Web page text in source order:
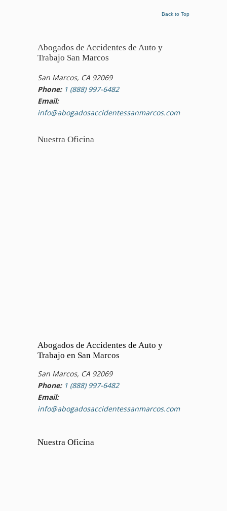
Back to Top
Abogados de Accidentes de Auto y
Trabajo San Marcos
San Marcos, CA 92069
Phone: 1 (888) 997-6482
Email:
info@abogadosaccidentessanmarcos.com
Nuestra Oficina
Abogados de Accidentes de Auto y
Trabajo en San Marcos
San Marcos, CA 92069
Phone: 1 (888) 997-6482
Email:
info@abogadosaccidentessanmarcos.com
Nuestra Oficina